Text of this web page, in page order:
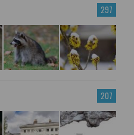
297
207